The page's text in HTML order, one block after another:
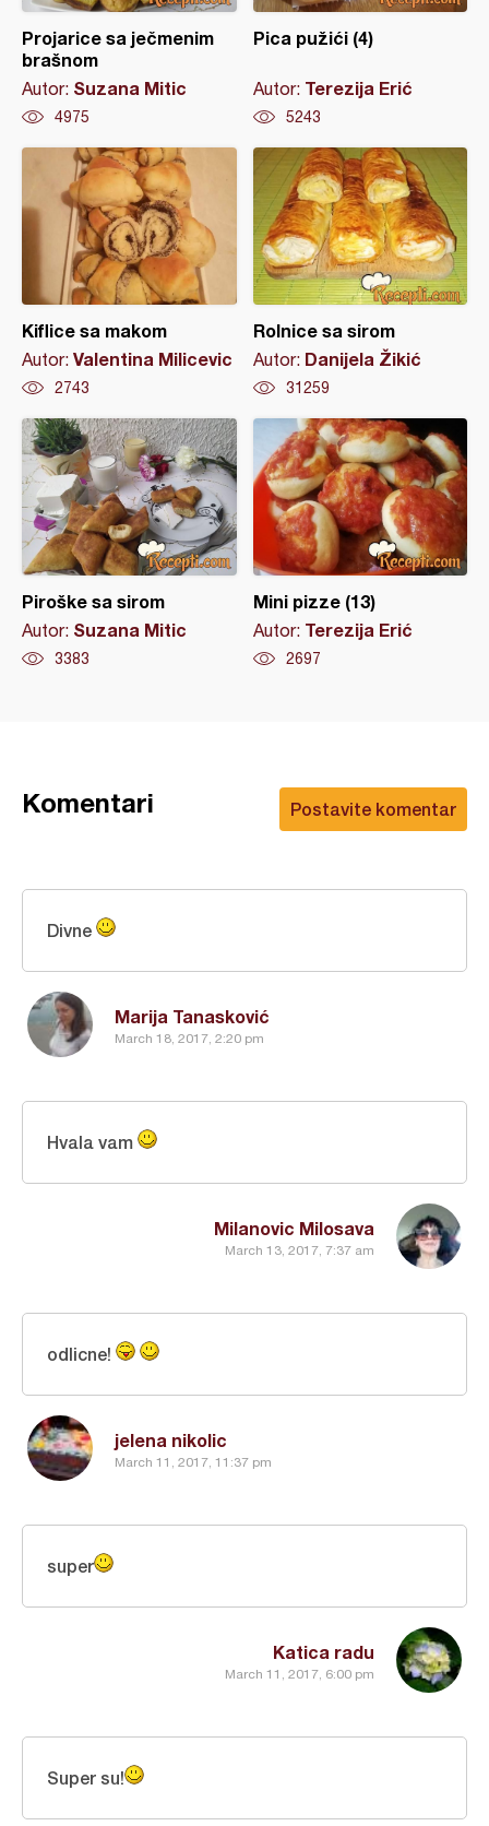
Projarice sa ječmenim
brašnom
Autor: Suzana Mitic
4975
Pica pužići (4)
Autor: Terezija Erić
5243
Kiflice sa makom
Autor: Valentina Milicevic
2743
Rolnice sa sirom
Autor: Danijela Žikić
31259
Piroške sa sirom
Autor: Suzana Mitic
3383
Mini pizze (13)
Autor: Terezija Erić
2697
Postavite komentar
Komentari
Marija Tanasković
March 18, 2017, 2:20 pm
Divne
Milanovic Milosava
March 13, 2017, 7:37 am
Hvala vam
jelena nikolic
March 11, 2017, 11:37 pm
odlicne!
Katica radu
March 11, 2017, 6:00 pm
super
Super su!